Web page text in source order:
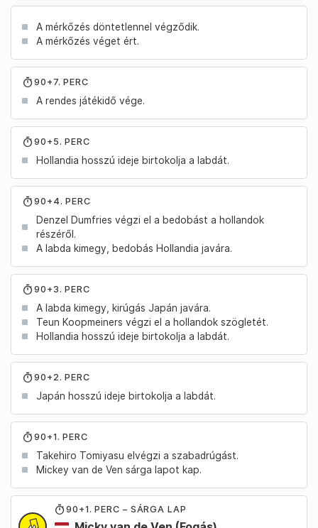
A mérkőzés döntetlennel végződik.
A mérkőzés véget ért.
90+7. PERC
A rendes játékidő vége.
90+5. PERC
Hollandia hosszú ideje birtokolja a labdát.
90+4. PERC
Denzel Dumfries végzi el a bedobást a hollandok
részéről.
A labda kimegy, bedobás Hollandia javára.
90+3. PERC
A labda kimegy, kirúgás Japán javára.
Teun Koopmeiners végzi el a hollandok szögletét.
Hollandia hosszú ideje birtokolja a labdát.
90+2. PERC
Japán hosszú ideje birtokolja a labdát.
90+1. PERC
Takehiro Tomiyasu elvégzi a szabadrúgást.
Mickey van de Ven sárga lapot kap.
90 +1. PERC – SÁRGA LAP